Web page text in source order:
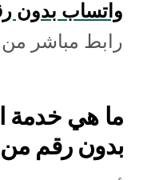
واتساب بدون
رابط مباشر من Wsend وي سيند.
ما هي خدمة
بدون رقم